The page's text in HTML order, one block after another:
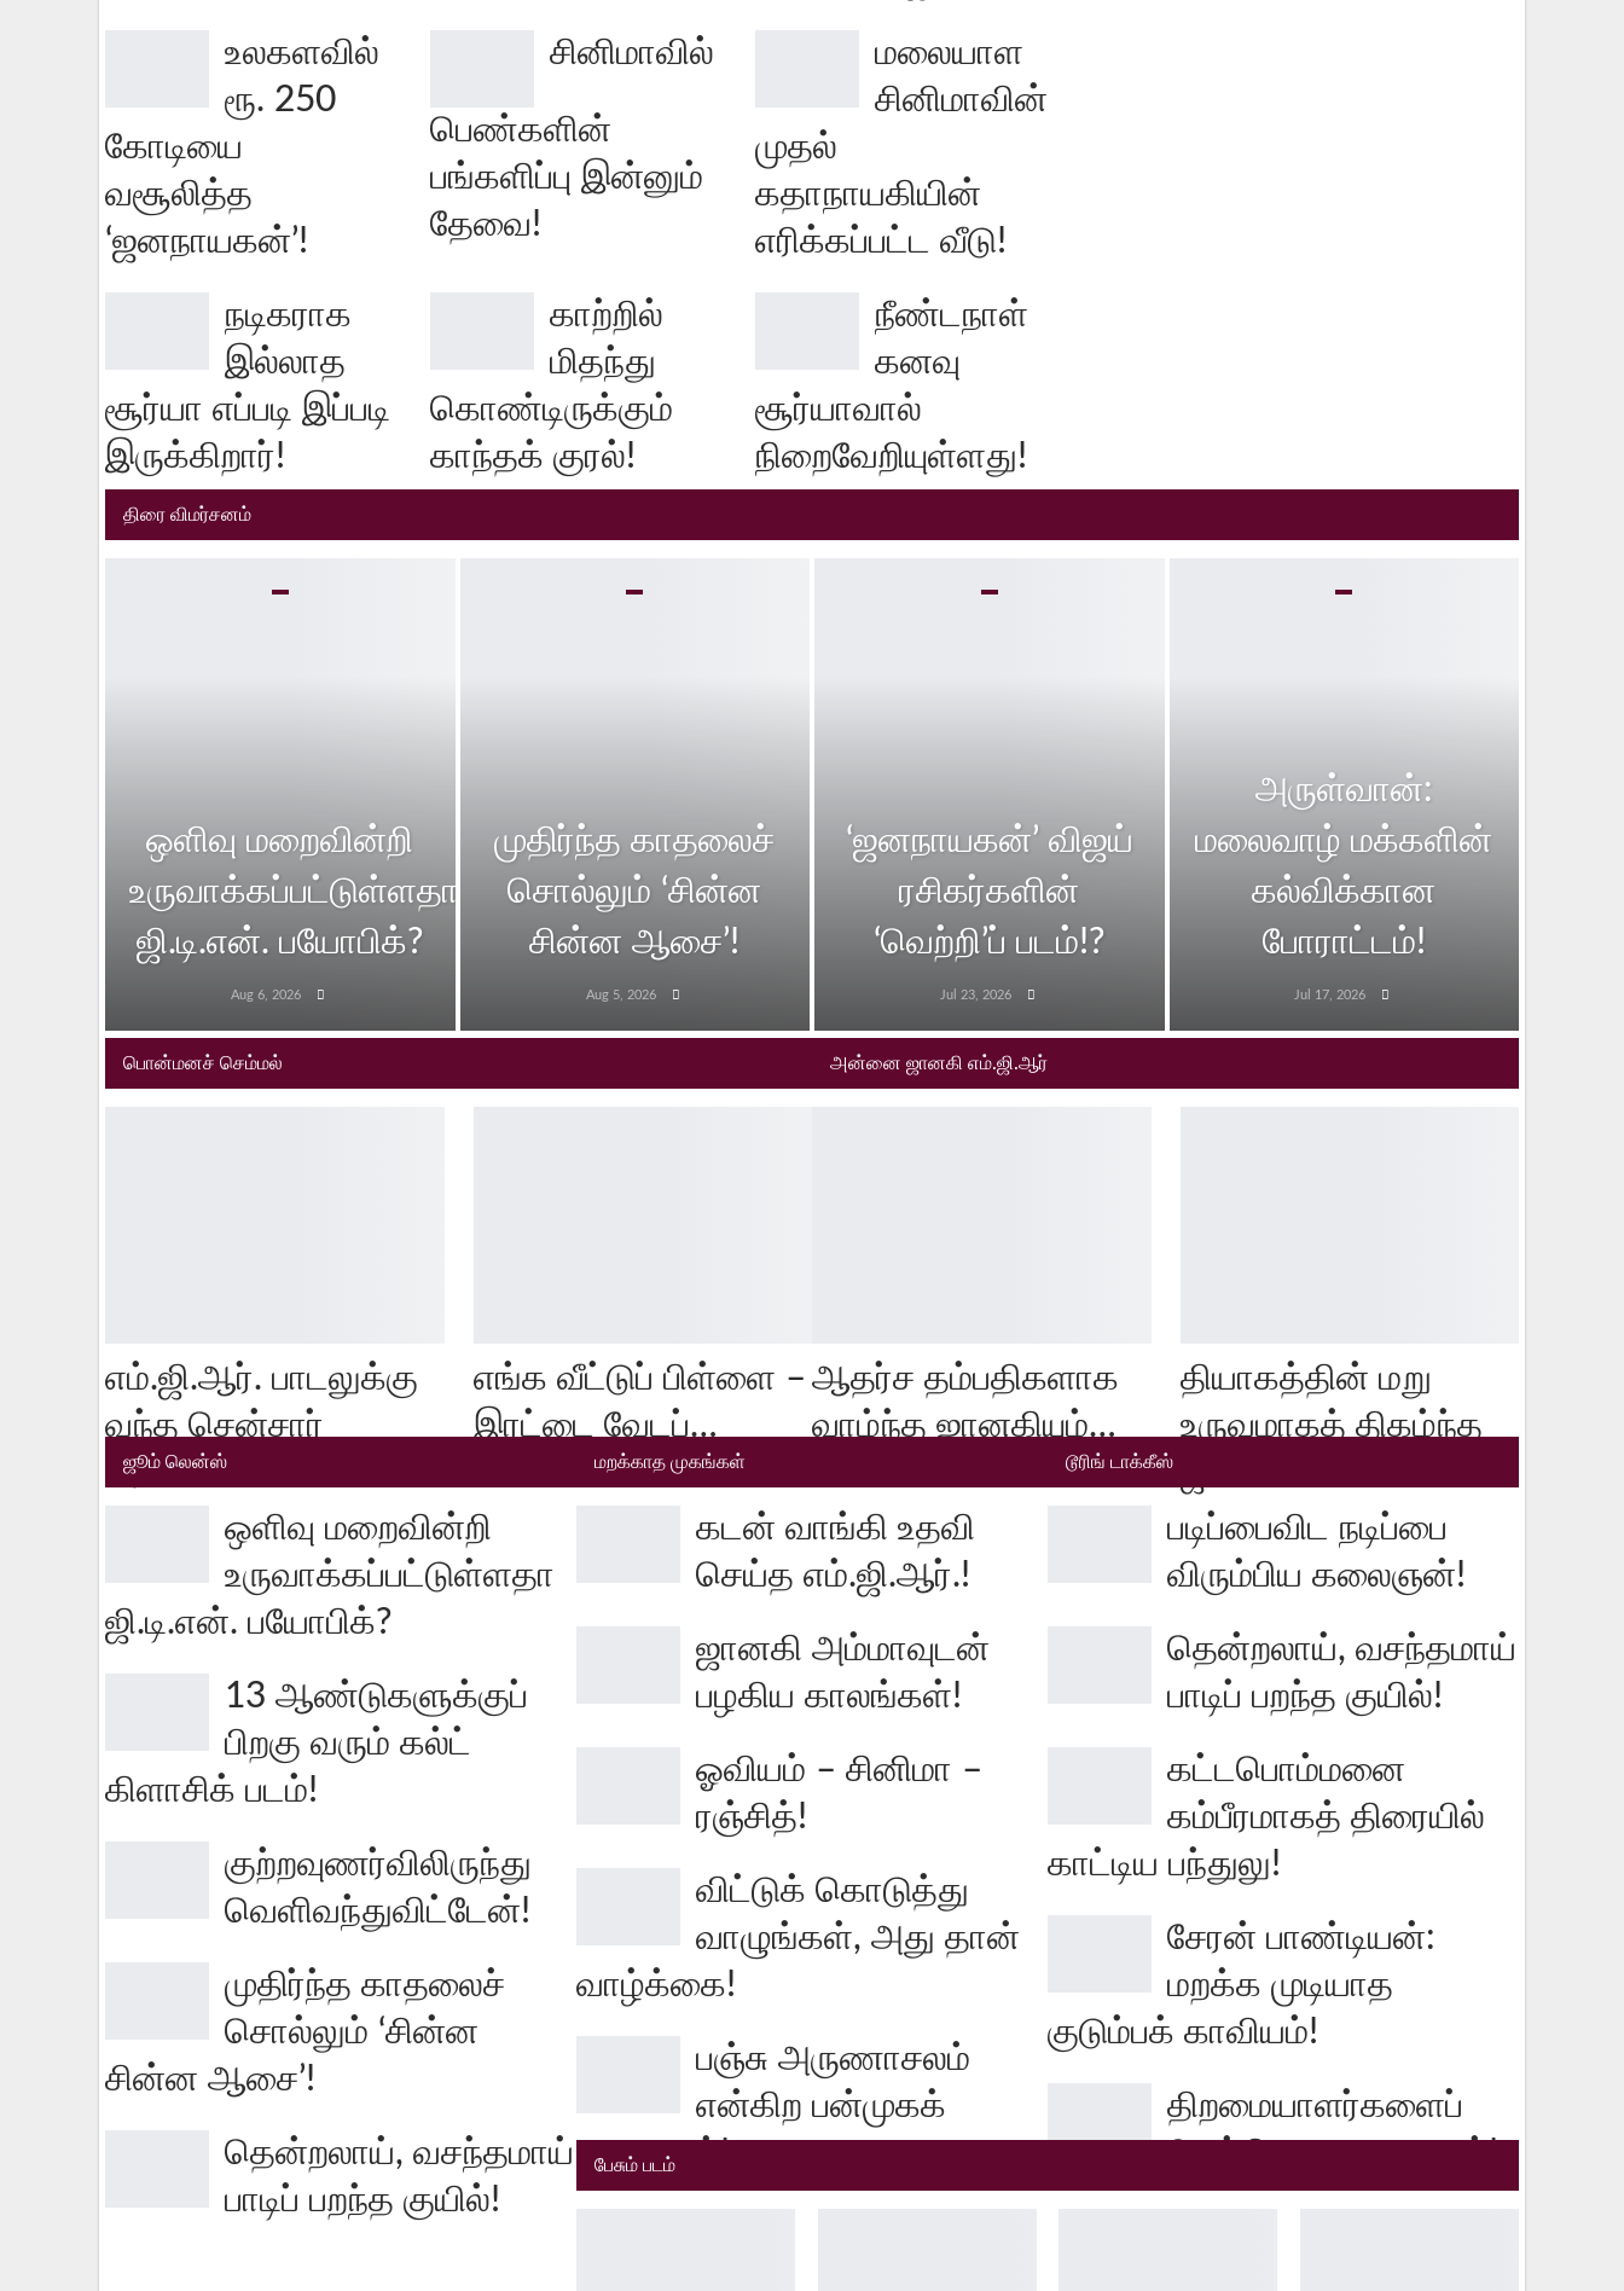
உலகளவில்
ரூ. 250
கோடியை
வசூலித்த
‘ஜனநாயகன்’!
சினிமாவில்
பெண்களின்
பங்களிப்பு இன்னும்
தேவை!
மலையாள
சினிமாவின்
முதல்
கதாநாயகியின்
எரிக்கப்பட்ட வீடு!
நடிகராக
இல்லாத
சூர்யா எப்படி இப்படி
இருக்கிறார்!
காற்றில்
மிதந்து
கொண்டிருக்கும்
காந்தக் குரல்!
நீண்டநாள்
கனவு
சூர்யாவால்
நிறைவேறியுள்ளது!
திரை விமர்சனம்
ஒளிவு மறைவின்றி
உருவாக்கப்பட்டுள்ளதா
ஜி.டி.என். பயோபிக்?
Aug 6, 2026
முதிர்ந்த காதலைச்
சொல்லும் ‘சின்ன
சின்ன ஆசை’!
Aug 5, 2026
‘ஜனநாயகன்’ விஜய்
ரசிகர்களின்
‘வெற்றி’ப் படம்!?
Jul 23, 2026
அருள்வான்:
மலைவாழ் மக்களின்
கல்விக்கான
போராட்டம்!
Jul 17, 2026
பொன்மனச் செம்மல்
எம்.ஜி.ஆர். பாடலுக்கு
வந்த சென்சார்
பிரச்சனை!?
எங்க வீட்டுப் பிள்ளை –
இரட்டை வேடப்…
அன்னை ஜானகி எம்.ஜி.ஆர்
ஆதர்ச தம்பதிகளாக
வாழ்ந்த ஜானகியும்…
தியாகத்தின் மறு
உருவமாகத் திகழ்ந்த
ஜூம் லென்ஸ்
ஒளிவு மறைவின்றி
உருவாக்கப்பட்டுள்ளதா
ஜி.டி.என். பயோபிக்?
13 ஆண்டுகளுக்குப்
பிறகு வரும் கல்ட்
கிளாசிக் படம்!
குற்றவுணர்விலிருந்து
வெளிவந்துவிட்டேன்!
முதிர்ந்த காதலைச்
சொல்லும் ‘சின்ன
சின்ன ஆசை’!
தென்றலாய், வசந்தமாய்
பாடிப் பறந்த குயில்!
மறக்காத முகங்கள்
கடன் வாங்கி உதவி
செய்த எம்.ஜி.ஆர்.!
ஜானகி அம்மாவுடன்
பழகிய காலங்கள்!
ஓவியம் – சினிமா –
ரஞ்சித்!
விட்டுக் கொடுத்து
வாழுங்கள், அது தான்
வாழ்க்கை!
பஞ்சு அருணாசலம்
என்கிற பன்முகக்
கலைஞன்!
டூரிங் டாக்கீஸ்
படிப்பைவிட நடிப்பை
விரும்பிய கலைஞன்!
தென்றலாய், வசந்தமாய்
பாடிப் பறந்த குயில்!
கட்டபொம்மனை
கம்பீரமாகத் திரையில்
காட்டிய பந்துலு!
சேரன் பாண்டியன்:
மறக்க முடியாத
குடும்பக் காவியம்!
திறமையாளர்களைப்
பேசும் படம்